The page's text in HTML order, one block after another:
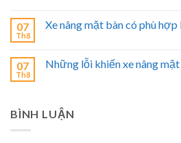
07
Th8
Xe nâng mặt bàn có phù hợp
07
Th8
Những lỗi khiến xe nâng
BÌNH LUẬN